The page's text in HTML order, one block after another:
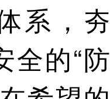
系，夯
全的“防